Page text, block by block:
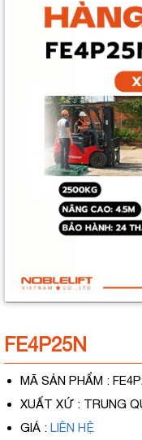
FE4P25N
MÃ SẢN PHẨM :
XUẤT XỨ : TRUNG
GIÁ : LIÊN HỆ